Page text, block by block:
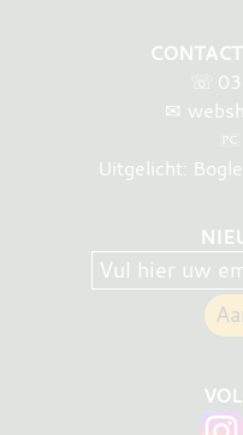
☏
✉
Uitgelicht: